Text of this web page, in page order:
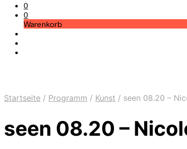
0
0
Warenkorb
Startseite / Programm / Kunst / seen 08.20 –
seen 08.20 –